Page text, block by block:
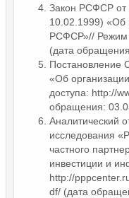
Закон РСФСР от
10.02.1999) «Об
РСФСР»// Режим
(дата
«Об
доступа: http://
обращения:
Аналитический
исследования
частного
инвестиции и
http://
df/ (дата